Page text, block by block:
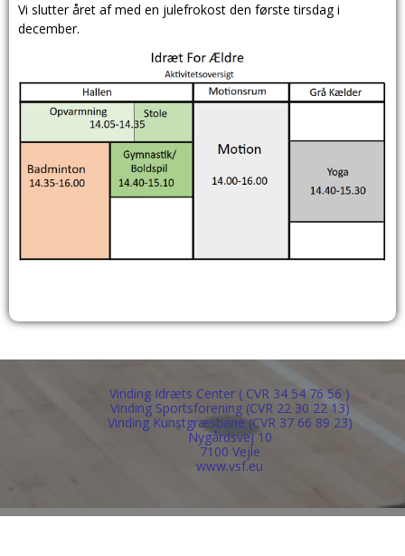
Vi slutter året af med en julefrokost den første tirsdag i
december.
Vinding Idræts Center ( CVR 34 54 76 56 )
Vinding Sportsforening (CVR 22 30 22 13)
Vinding Kunstgræsbane (CVR 37 66 89 23)
Nygårdsvej 10
7100 Vejle
www.vsf.eu